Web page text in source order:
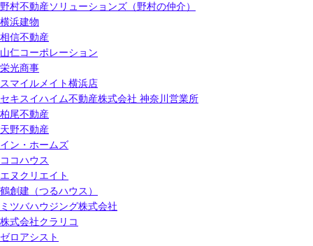
野村不動産ソリューションズ（野村の仲介）
横浜建物
相信不動産
山仁コーポレーション
栄光商事
スマイルメイト横浜店
セキスイハイム不動産株式会社 神奈川営業所
柏尾不動産
天野不動産
イン・ホームズ
ココハウス
エヌクリエイト
鶴創建（つるハウス）
ミツバハウジング株式会社
株式会社クラリコ
ゼロアシスト